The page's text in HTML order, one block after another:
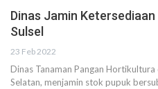
Dinas Jamin
Sulsel
23 Feb 2022
Dinas Tanaman Pangan
Selatan, menjamin stok pupuk